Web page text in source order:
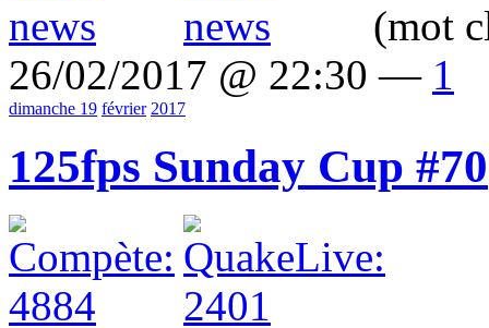
(mot
26/02/2017 @ 22:30 — 1
dimanche 19 février 2017
125fps Sunday Cup #70